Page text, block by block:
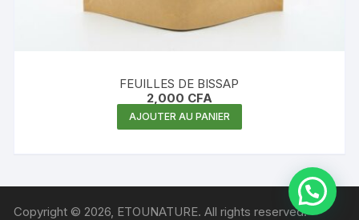
FEUILLES DE BISSAP
2,000 CFA
AJOUTER AU PANIER
Copyright © 2026, ETOUNATURE. All rights reserved.